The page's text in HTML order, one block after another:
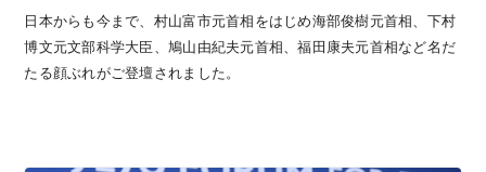
日本からも今まで、村山富市元首相をはじめ海部俊樹元首相、下村
博文元文部科学大臣、鳩山由紀夫元首相、福田康夫元首相など名だ
たる顔ぶれがご登壇されました。